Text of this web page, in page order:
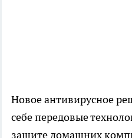
Новое антивирусное
себе передовые
защите домашних